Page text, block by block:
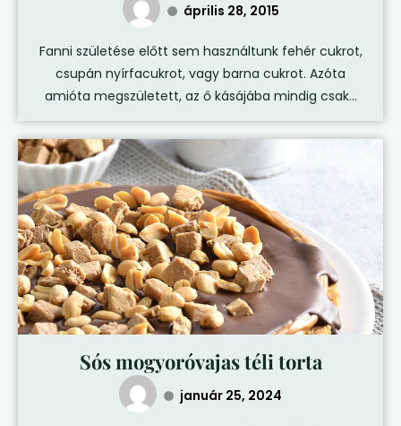
április 28, 2015
Fanni születése előtt sem használtunk fehér cukrot,
csupán nyírfacukrot, vagy barna cukrot. Azóta
amióta megszületett, az ő kásájába mindig csak...
Sós mogyoróvajas téli torta
január 25, 2024